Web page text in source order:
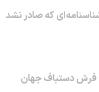
که صادر نشد
فرش دستباف جهان